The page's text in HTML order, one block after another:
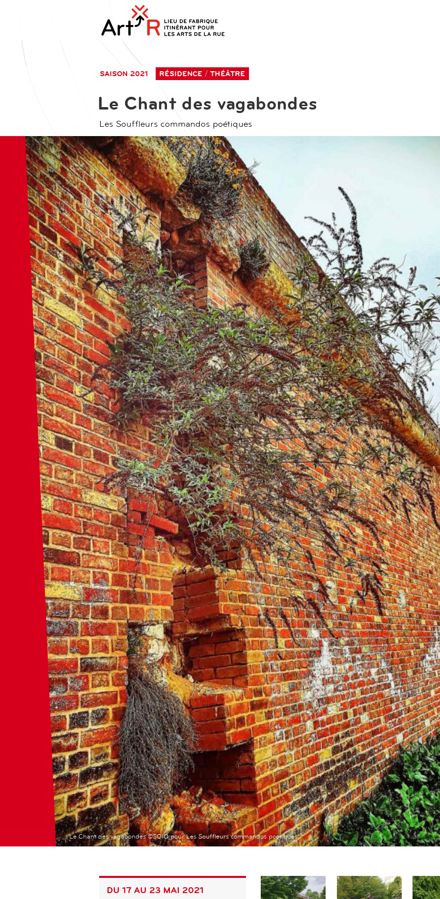
contenu
principal
SAISON 2021 RÉSIDENCE THÉÂTRE
Le Chant des vagabondes
Les Souffleurs commandos poétiques
Le Chant des vagabondes ©SQIO pour Les Souffleurs commandos poétiques
DU 17 AU 23 MAI 2021